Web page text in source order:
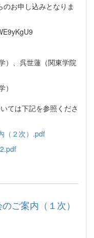
のお申し込みとなりま
）、呉世蓮（関東学院
ては下記を参照くださ
（２次）.pdf
ご案内（１次）